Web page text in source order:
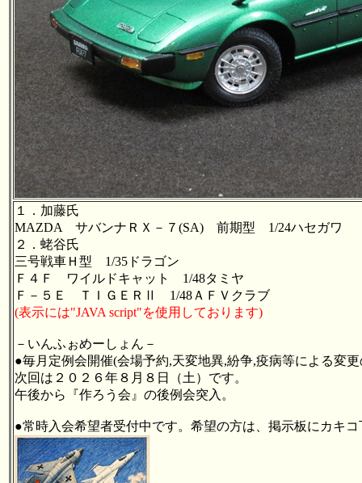
１．加藤氏
MAZDA サバンナＲＸ－７(SA) 前期型 1/24ハセガワ
２．蛯谷氏
三号戦車Ｈ型 1/35ドラゴン
Ｆ４Ｆ ワイルドキャット 1/48タミヤ
Ｆ－５Ｅ ＴＩＧＥＲⅡ 1/48ＡＦＶクラブ
(表示には"JAVA script"を使用しております)
－いんふぉめーしょん－
●毎月定例会開催(会場予約,天変地異,紛争,疫病等による変
次回は２０２６年８月８日（土）です。
午後から『作ろう会』の後例会突入。
●常時入会希望者受付中です。希望の方は、掲示板にカキコ